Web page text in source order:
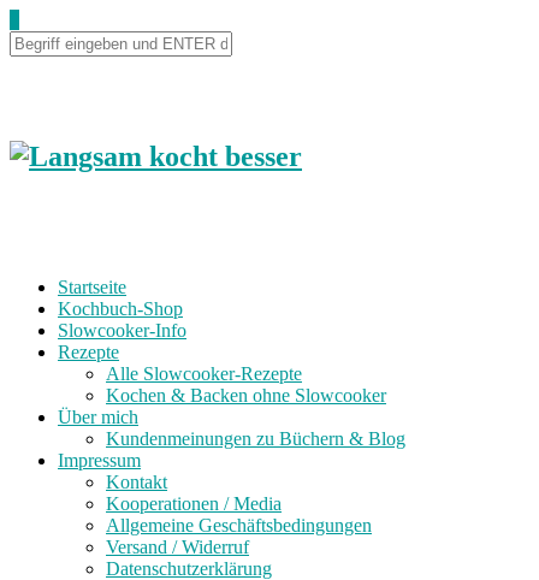
Startseite
Kochbuch-Shop
Slowcooker-Info
Rezepte
Alle Slowcooker-Rezepte
Kochen & Backen ohne Slowcooker
Über mich
Kundenmeinungen zu Büchern & Blog
Impressum
Kontakt
Kooperationen / Media
Allgemeine Geschäftsbedingungen
Versand / Widerruf
Datenschutzerklärung